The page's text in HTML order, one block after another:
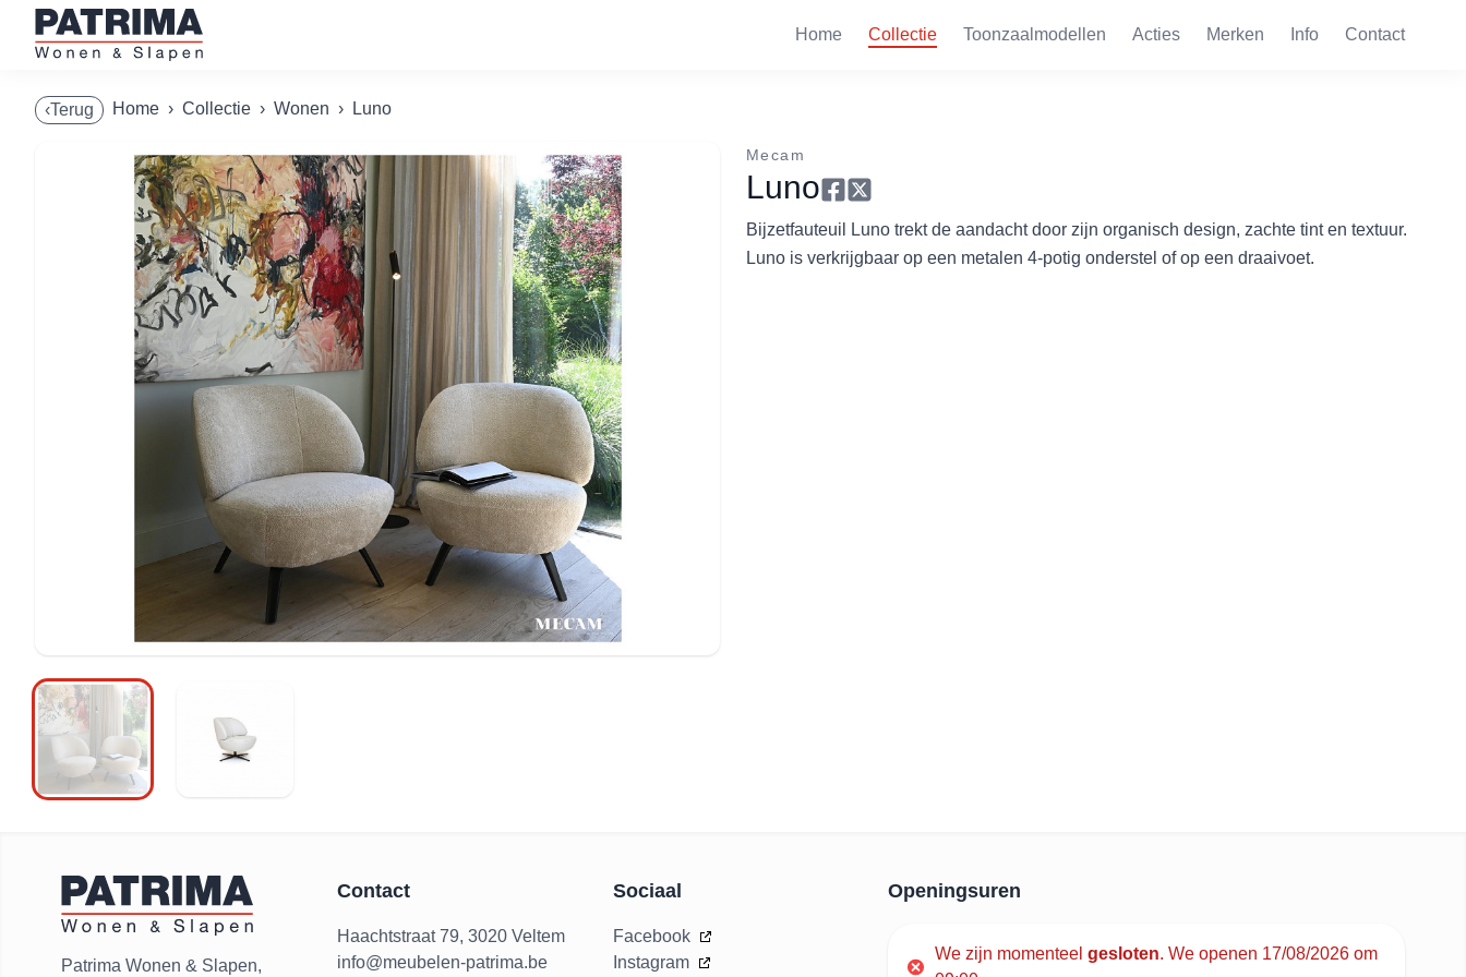
Home Collectie Toonzaalmodellen Acties Merken Info Contact
‹Terug Home › Collectie › Wonen › Luno
Mecam
Luno
Bijzetfauteuil Luno trekt de aandacht door zijn organisch design, zachte tint en textuur.
Luno is verkrijgbaar op een metalen 4-potig onderstel of op een draaivoet.
Patrima Wonen & Slapen,
Contact
Haachtstraat 79, 3020 Veltem
info@meubelen-patrima.be
Sociaal
Facebook
Instagram
Openingsuren
We zijn momenteel gesloten. We openen 17/08/2026 om